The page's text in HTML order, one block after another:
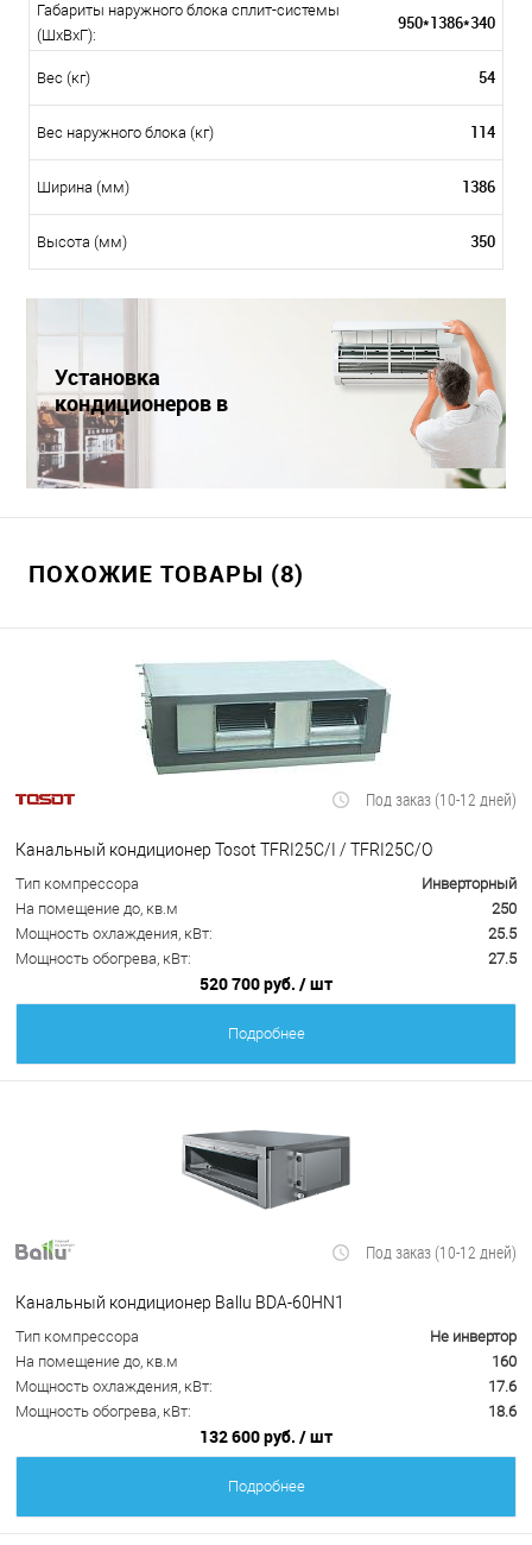
Габариты наружного блока сплит-системы
(ШxВxГ):
950*1386*340
Вес (кг) 54
Вес наружного блока (кг) 114
Ширина (мм) 1386
Высота (мм) 350
Установка
кондиционеров в
Краснодаре
ПОХОЖИЕ ТОВАРЫ (8)
Под заказ (10-12 дней)
Канальный кондиционер Tosot TFRI25C/I / TFRI25C/O
Тип компрессора
Инверторный
На помещение до, кв.м
250
Мощность охлаждения, кВт:
25.5
Мощность обогрева, кВт:
27.5
520 700 руб. / шт
Подробнее
Под заказ (10-12 дней)
Канальный кондиционер Ballu BDA-60HN1
Тип компрессора
Не инвертор
На помещение до, кв.м
160
Мощность охлаждения, кВт:
17.6
Мощность обогрева, кВт:
18.6
132 600 руб. / шт
Подробнее